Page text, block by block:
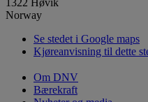
1322 Høvik
Norway
Se stedet i Google maps
Kjøreanvisning til dette
Om DNV
Bærekraft